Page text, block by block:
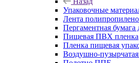
Упаковочные
Лента
Пергаментная бумага
Пищевая ПВХ пленка
Пленка пищевая
Воздушно-